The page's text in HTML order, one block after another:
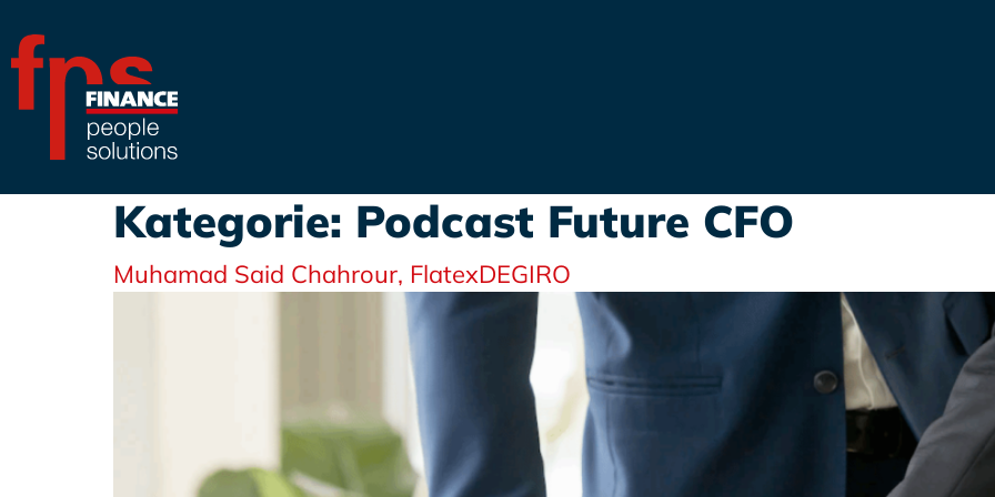
Kategorie: Podcast Future CFO
Muhamad Said Chahrour, FlatexDEGIRO